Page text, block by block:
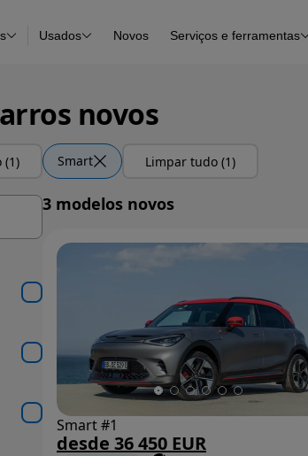
Usados Novos Serviços e ferramentas
novos
(1)
Smart Limpar tudo (1)
3 modelos novos
Smart #1
desde 36 450 EUR